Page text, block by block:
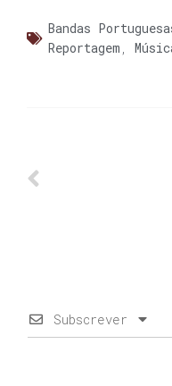
Bandas
Reportagem ,
Subscrever